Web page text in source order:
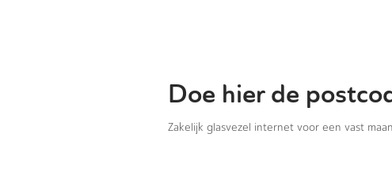
Doe hier de
Zakelijk glasvezel internet voor een vast